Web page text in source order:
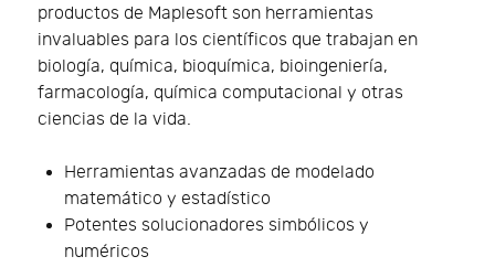
productos de Maplesoft son herramientas
invaluables para los científicos que trabajan en
biología, química, bioquímica, bioingeniería,
farmacología, química computacional y otras
ciencias de la vida.
Herramientas avanzadas de modelado
matemático y estadístico
Potentes solucionadores simbólicos y
numéricos